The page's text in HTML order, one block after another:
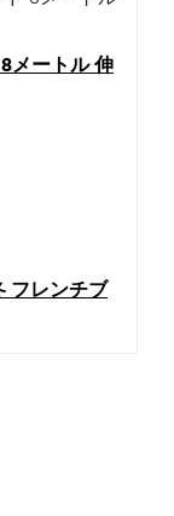
メートル 伸
フレンチブ